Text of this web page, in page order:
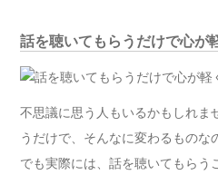
話を聴いてもらうだけで心が
不思議に思う人もいるかもしれま
うだけで、そんなに変わるものな
でも実際には、話を聴いてもらう